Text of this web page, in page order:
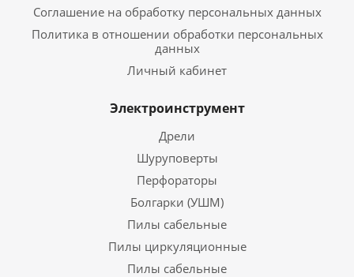
Соглашение на обработку персональных данных
Политика в отношении обработки персональных
данных
Личный кабинет
Электроинструмент
Дрели
Шуруповерты
Перфораторы
Болгарки (УШМ)
Пилы сабельные
Пилы циркуляционные
Пилы сабельные